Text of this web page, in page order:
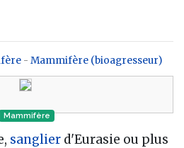
- Mammifère (bioagresseur)
Mammifère‎
sanglier d'Eurasie ou plus